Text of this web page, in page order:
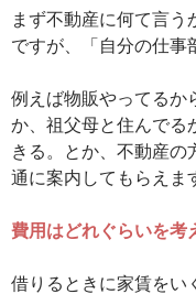
まず不動産に何て言う
ですが、「自分の仕事
例えば物販やってるか
か、祖父母と住んでる
きる。とか、不動産
通に案内してもらえま
費用はどれぐらいを考
借りるときに家賃をい